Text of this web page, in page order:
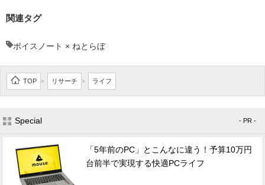
関連タグ
ボイスノート × ねとらぼ
TOP > リサーチ > ライフ
Special - PR -
「5年前のPC」とこんなに違う！予算10万円
台前半で実現する快適PCライフ